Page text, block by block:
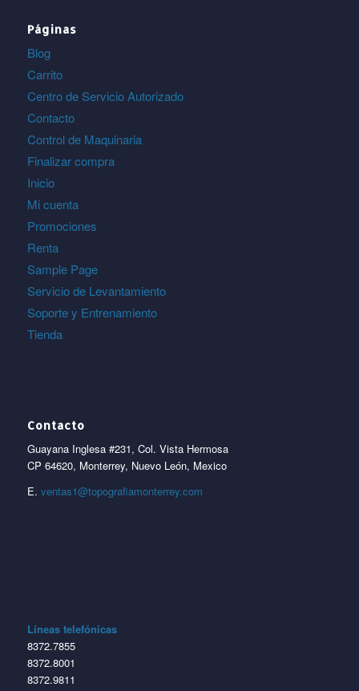
Páginas
Blog
Carrito
Centro de Servicio Autorizado
Contacto
Control de Maquinaria
Finalizar compra
Inicio
Mi cuenta
Promociones
Renta
Sample Page
Servicio de Levantamiento
Soporte y Entrenamiento
Tienda
Contacto
Guayana Inglesa #231, Col. Vista Hermosa
CP 64620, Monterrey, Nuevo León, Mexico
E. ventas1@topografiamonterrey.com
Líneas telefónicas
8372.7855
8372.8001
8372.9811